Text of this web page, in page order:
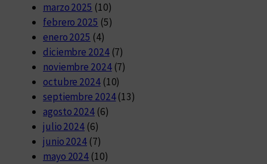
marzo 2025 (10)
febrero 2025 (5)
enero 2025 (4)
diciembre 2024(7)
noviembre 2024(7)
octubre 2024(10)
septiembre 2024(13)
agosto 2024(6)
julio 2024 (6)
junio 2024 (7)
mayo 2024 (10)